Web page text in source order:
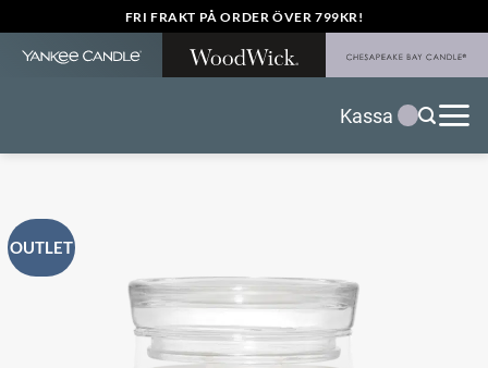
to
content
FRI FRAKT PÅ ORDER ÖVER 799KR!
Kassa
OUTLET